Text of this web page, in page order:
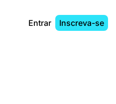
Entrar Inscreva-se